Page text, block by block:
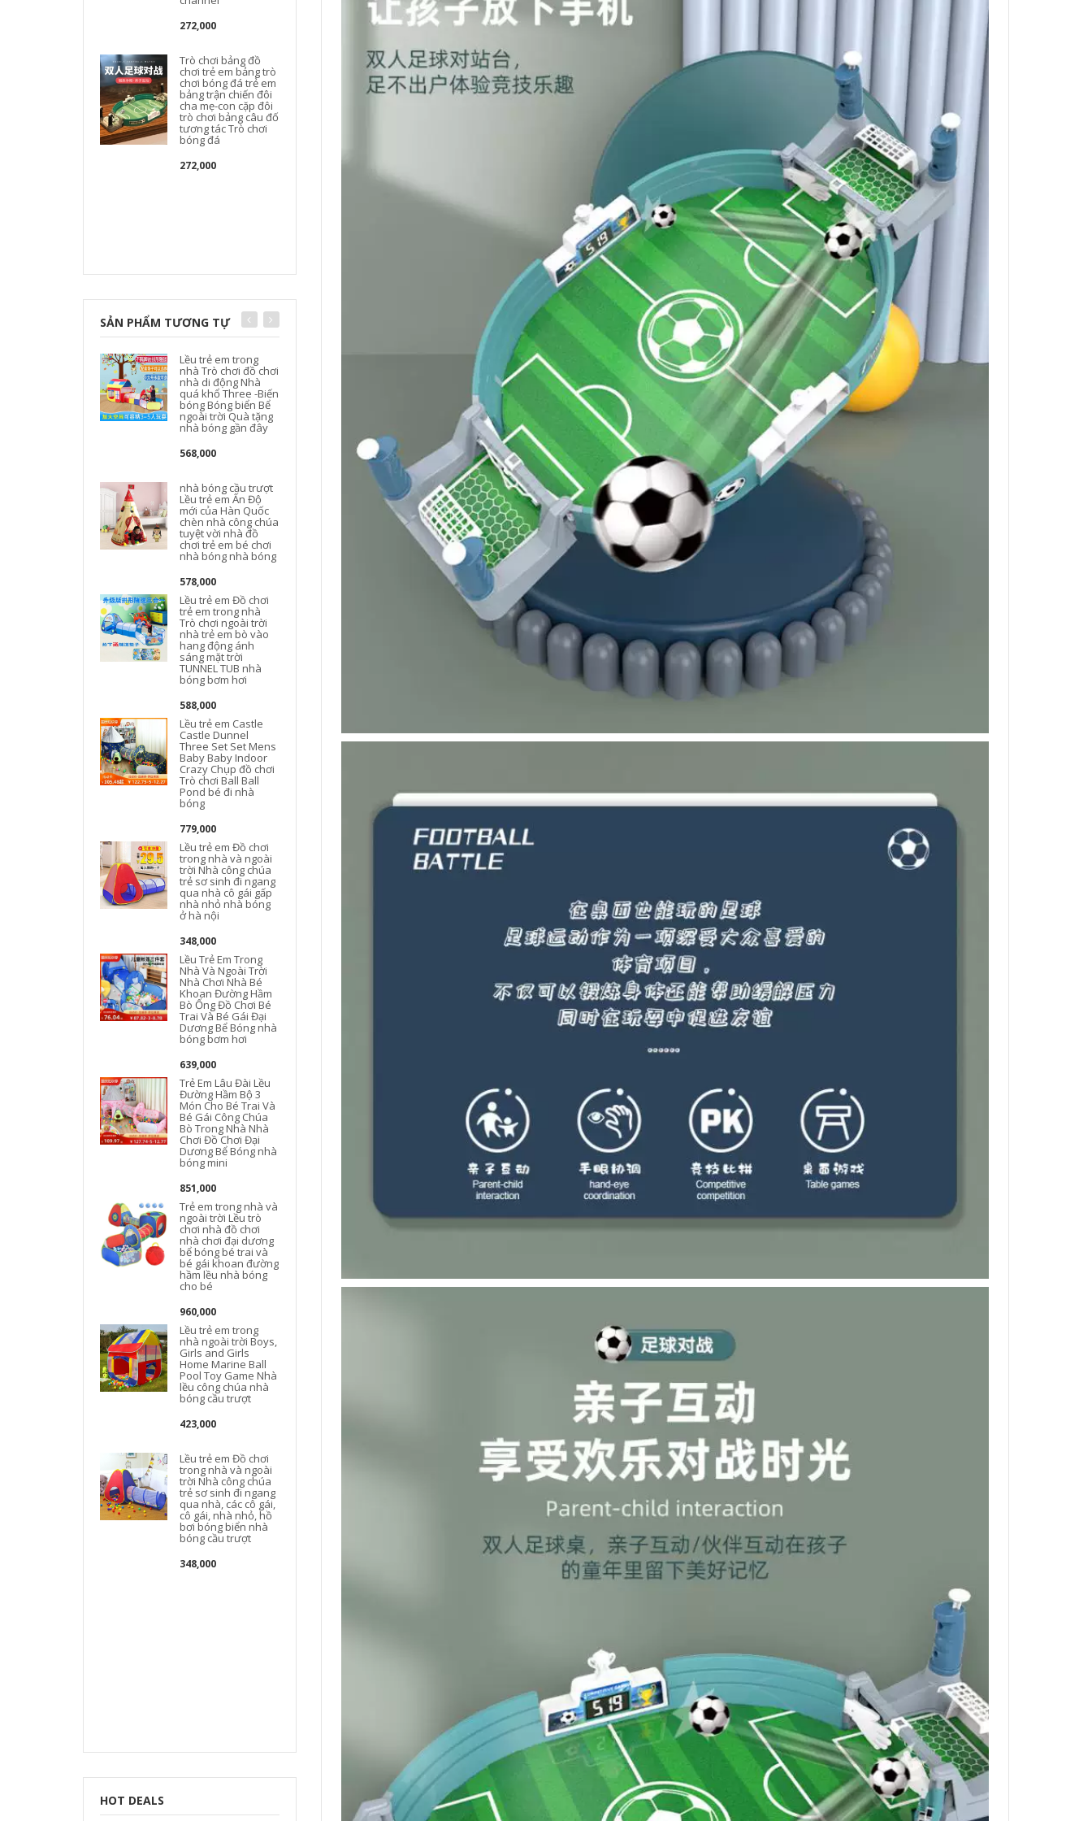
272,000
Trò chơi bảng đồ
chơi trẻ em bảng trò
chơi bóng đá trẻ em
bảng trận chiến đôi
cha mẹ-con cặp đôi
trò chơi bảng câu đố
tương tác Trò chơi
bóng đá
272,000
chơi bóng đá trò
chơi sân bóng đá
giáo dục cha mẹ-
con Bộ đồ chơi bóng
rổ
273,000
không gian màu
bùn mẫu giáo
handmade tự làm
210,000
chuyển 1 bé 2 bé
trai 3 đồ chơi mẫu
giáo 6 tuổi dụng cụ
chơi bóng rổ tại nhà
SẢN PHẨM TƯƠNG TỰ
Lều trẻ em trong
nhà Trò chơi đồ chơi
nhà di động Nhà
quá khổ Three -Biến
bóng Bóng biển Bể
ngoài trời Quà tặng
nhà bóng gần đây
568,000
nhà bóng cầu trượt
Lều trẻ em Ấn Độ
mới của Hàn Quốc
chèn nhà công chúa
tuyệt vời nhà đồ
chơi trẻ em bé chơi
nhà bóng nhà bóng
578,000
Lều trẻ em Đồ chơi
trẻ em trong nhà
Trò chơi ngoài trời
nhà trẻ em bò vào
hang động ánh
sáng mặt trời
TUNNEL TUB nhà
bóng bơm hơi
588,000
Lều trẻ em Castle
Castle Dunnel
Three Set Set Mens
Baby Baby Indoor
Crazy Chụp đồ chơi
Trò chơi Ball Ball
Pond bé đi nhà
bóng
779,000
Lều trẻ em Đồ chơi
trong nhà và ngoài
trời Nhà công chúa
trẻ sơ sinh đi ngang
qua nhà cô gái gấp
nhà nhỏ nhà bóng
ở hà nội
348,000
Lều Trẻ Em Trong
Nhà Và Ngoài Trời
Nhà Chơi Nhà Bé
Khoan Đường Hầm
Bò Ống Đồ Chơi Bé
Trai Và Bé Gái Đại
Dương Bể Bóng nhà
bóng bơm hơi
639,000
Trẻ Em Lâu Đài Lều
Đường Hầm Bộ 3
Món Cho Bé Trai Và
Bé Gái Công Chúa
Bò Trong Nhà Nhà
Chơi Đồ Chơi Đại
Dương Bể Bóng nhà
bóng mini
851,000
Trẻ em trong nhà và
ngoài trời Lều trò
chơi nhà đồ chơi
nhà chơi đại dương
bể bóng bé trai và
bé gái khoan đường
hầm lều nhà bóng
cho bé
960,000
Lều trẻ em trong
nhà ngoài trời Boys,
Girls and Girls
Home Marine Ball
Pool Toy Game Nhà
lều công chúa nhà
bóng cầu trượt
423,000
Lều trẻ em Đồ chơi
trong nhà và ngoài
trời Nhà công chúa
trẻ sơ sinh đi ngang
qua nhà, các cô gái,
cô gái, nhà nhỏ, hồ
bơi bóng biển nhà
bóng cầu trượt
348,000
bóng đại dương nhà
bóng gần đây bé đi
nhà bóng
852,000
Lều trẻ em 3 Bộ đồ
chơi trong nhà và
ngoài trời nhà trò
chơi công chúa bé
chơi nhà gái gấp đại
dương bể bóng
cách lắp nhà bóng
nhà bóng bơm hơi
nhà trẻ em nhà
bóng đại dương
món quà ngày tết
thiếu nhi nhà bóng
cho trẻ em nhà
bóng ở hà nội
nhà và gia đình
ngoài trời khối gấp
trẻ em trượt trượt
lắp nhà bóng
nhà bóng cho bé Bể
bóng vuông gấu đại
dương phong cách
châu Âu và Mỹ đồ
chơi trẻ em trò chơi
hàng rào trong nhà
bóng sóng 1-3 tuổi
bé đi nhà bóng nhà
bóng cho trẻ em
1,300,000
Bóng đại dương trẻ
em bé bé quả bóng
màu đồ chơi không
độc hại và vô vị Sân
chơi trong nhà sóng
bóng bóng nhựa
nhà bóng nhà bóng
mini
507,000
hàng rào chắn cho
trẻ em Fang Xiong
giá lưu trữ đồ chơi
trẻ em cho bé hoạt
hình hoàn thiện tủ
đựng đồ đa chức
nhựa cho bé
Đồ chơi ngựa bập
bênh trẻ em Trojan
576,000
Vòng đeo bóng rổ
dành cho trẻ em
trong nhà có thể
nâng di động ngoài
trời dành cho thanh
thiếu niên người lớn
bắn súng vòng rổ
tiêu chuẩn bóng rổ
treo tường
trẻ em treo trong
nhà Giỏ bóng rổ có
thể gập lại không
cần đục lỗ em bé
bắn khung bóng rổ
vào quả bóng tiêu
chuẩn dụng cụ chơi
bóng rổ tại nhà
Trẻ em khung bóng
rổ trong nhà có thể
bóng đá đồ chơi
bóng rổ mini
bóng rổ treo tường
Giỏ bóng rổ treo
tường trẻ em trong
nhà có thể nâng giá
chụp đồ chơi trẻ em
nhà trẻ cậu bé bóng
rổ cho bé
552,000
dụng cụ chơi bóng
rổ tại nhà Giá đỡ
bóng rổ trẻ em có
thể nâng lên trong
tuổi Đồ chơi bóng
đá trẻ em trong nhà
chơi bóng rổ tại nhà
600,000
đàn hồi đồ chơi
bóng rổ mini
568,000
HOT DEALS